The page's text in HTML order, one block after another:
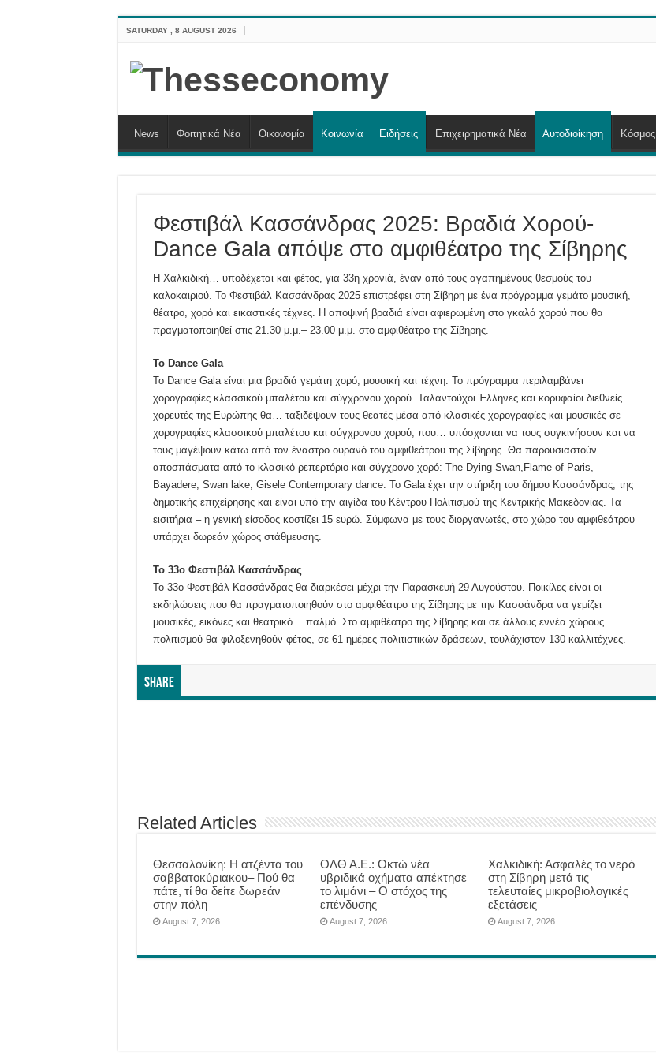
SATURDAY , 8 AUGUST 2026
News Φοιτητικά Νέα Οικονομία Κοινωνία Ειδήσεις Επιχειρηματικά Νέα Αυτοδιοίκηση Κόσμος
Φεστιβάλ Κασσάνδρας 2025: Βραδιά Χορού-
Dance Gala απόψε στο αμφιθέατρο της Σίβηρης
Η Χαλκιδική… υποδέχεται και φέτος, για 33η χρονιά, έναν από τους αγαπημένους θεσμούς του
καλοκαιριού. Το Φεστιβάλ Κασσάνδρας 2025 επιστρέφει στη Σίβηρη με ένα πρόγραμμα γεμάτο μουσική,
θέατρο, χορό και εικαστικές τέχνες. Η αποψινή βραδιά είναι αφιερωμένη στο γκαλά χορού που θα
πραγματοποιηθεί στις 21.30 μ.μ.– 23.00 μ.μ. στο αμφιθέατρο της Σίβηρης.
Το Dance Gala
Το Dance Gala είναι μια βραδιά γεμάτη χορό, μουσική και τέχνη. Το πρόγραμμα περιλαμβάνει
χορογραφίες κλασσικού μπαλέτου και σύγχρονου χορού. Ταλαντούχοι Έλληνες και κορυφαίοι διεθνείς
χορευτές της Ευρώπης θα… ταξιδέψουν τους θεατές μέσα από κλασικές χορογραφίες και μουσικές σε
χορογραφίες κλασσικού μπαλέτου και σύγχρονου χορού, που… υπόσχονται να τους συγκινήσουν και να
τους μαγέψουν κάτω από τον έναστρο ουρανό του αμφιθεάτρου της Σίβηρης. Θα παρουσιαστούν
αποσπάσματα από το κλασικό ρεπερτόριο και σύγχρονο χορό: The Dying Swan,Flame of Paris,
Bayadere, Swan lake, Gisele Contemporary dance. Το Gala έχει την στήριξη του δήμου Κασσάνδρας, της
δημοτικής επιχείρησης και είναι υπό την αιγίδα του Κέντρου Πολιτισμού της Κεντρικής Μακεδονίας. Τα
εισιτήρια – η γενική είσοδος κοστίζει 15 ευρώ. Σύμφωνα με τους διοργανωτές, στο χώρο του αμφιθεάτρου
υπάρχει δωρεάν χώρος στάθμευσης.
Το 33ο Φεστιβάλ Κασσάνδρας
Το 33ο Φεστιβάλ Κασσάνδρας θα διαρκέσει μέχρι την Παρασκευή 29 Αυγούστου. Ποικίλες είναι οι
εκδηλώσεις που θα πραγματοποιηθούν στο αμφιθέατρο της Σίβηρης με την Κασσάνδρα να γεμίζει
μουσικές, εικόνες και θεατρικό… παλμό. Στο αμφιθέατρο της Σίβηρης και σε άλλους εννέα χώρους
πολιτισμού θα φιλοξενηθούν φέτος, σε 61 ημέρες πολιτιστικών δράσεων, τουλάχιστον 130 καλλιτέχνες.
Share
Related Articles
Θεσσαλονίκη: Η ατζέντα του
σαββατοκύριακου– Πού θα
πάτε, τί θα δείτε δωρεάν
στην πόλη
August 7, 2026
ΟΛΘ Α.Ε.: Οκτώ νέα
υβριδικά οχήματα απέκτησε
το λιμάνι – Ο στόχος της
επένδυσης
August 7, 2026
Χαλκιδική: Ασφαλές το νερό
στη Σίβηρη μετά τις
τελευταίες μικροβιολογικές
εξετάσεις
August 7, 2026